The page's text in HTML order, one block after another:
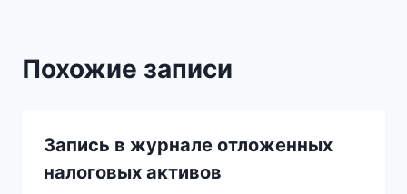
Похожие записи
Запись в журнале отложенных
налоговых активов